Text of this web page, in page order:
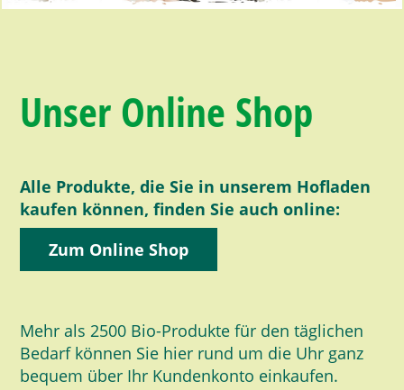
Unser Online Shop
Alle Produkte, die Sie in unserem Hofladen
kaufen können, finden Sie auch online:
Zum Online Shop
Mehr als 2500 Bio-Produkte für den täglichen
Bedarf können Sie hier rund um die Uhr ganz
bequem über Ihr Kundenkonto einkaufen.